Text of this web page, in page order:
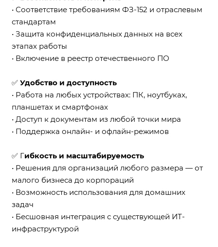
• Соответствие требованиям ФЗ-152 и отраслевым
стандартам
• Защита конфиденциальных данных на всех
этапах работы
• Включение в реестр отечественного ПО
✅ Удобство и доступность
• Работа на любых устройствах: ПК, ноутбуках,
планшетах и смартфонах
• Доступ к документам из любой точки мира
• Поддержка онлайн- и офлайн-режимов
✅ Гибкость и масштабируемость
• Решения для организаций любого размера — от
малого бизнеса до корпораций
• Возможность использования для домашних
задач
• Бесшовная интеграция с существующей ИТ-
инфраструктурой